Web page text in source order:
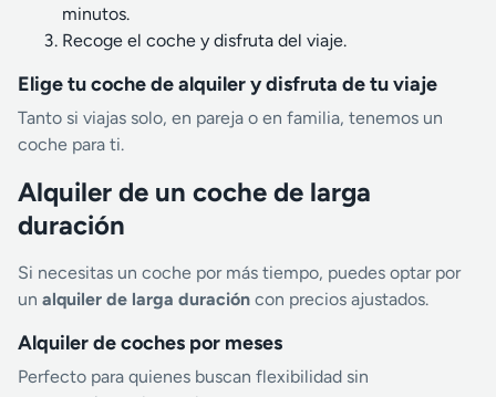
minutos.
Recoge el coche y disfruta del viaje.
Elige tu coche de alquiler y disfruta de tu viaje
Tanto si viajas solo, en pareja o en familia, tenemos un
coche para ti.
Alquiler de un coche de larga
duración
Si necesitas un coche por más tiempo, puedes optar por
un alquiler de larga duración con precios ajustados.
Alquiler de coches por meses
Perfecto para quienes buscan flexibilidad sin